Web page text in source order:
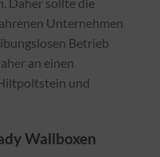
Unternehmen
Betrieb
an einen
und
Wallboxen